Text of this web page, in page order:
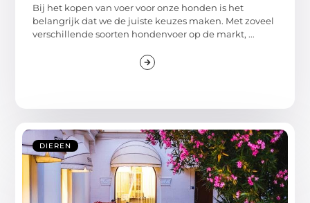
Bij het kopen van voer voor onze honden is het
belangrijk dat we de juiste keuzes maken. Met zoveel
verschillende soorten hondenvoer op de markt, ...
DIEREN